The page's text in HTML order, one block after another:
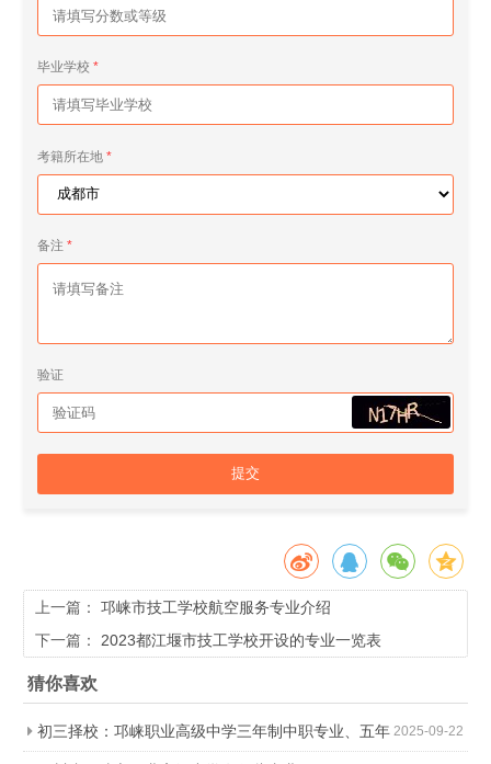
毕业学校
考籍所在地
备注
验证
提交
上一篇： 邛崃市技工学校航空服务专业介绍
下一篇： 2023都江堰市技工学校开设的专业一览表
猜你喜欢
2025-09-22
初三择校：邛崃职业高级中学三年制中职专业、五年